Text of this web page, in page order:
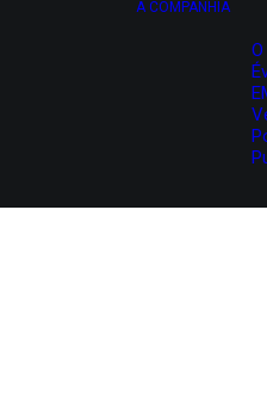
A COMPANHIA